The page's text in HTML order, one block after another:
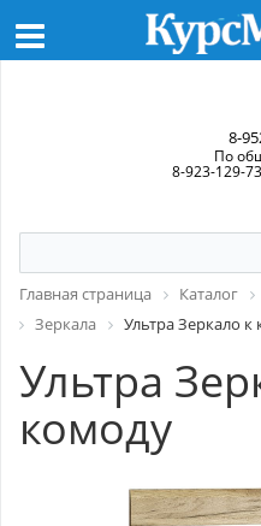
8-
По
8-923-129-
Главная страница Каталог
Зеркала
Ультра Зеркало к
Ультра
комоду